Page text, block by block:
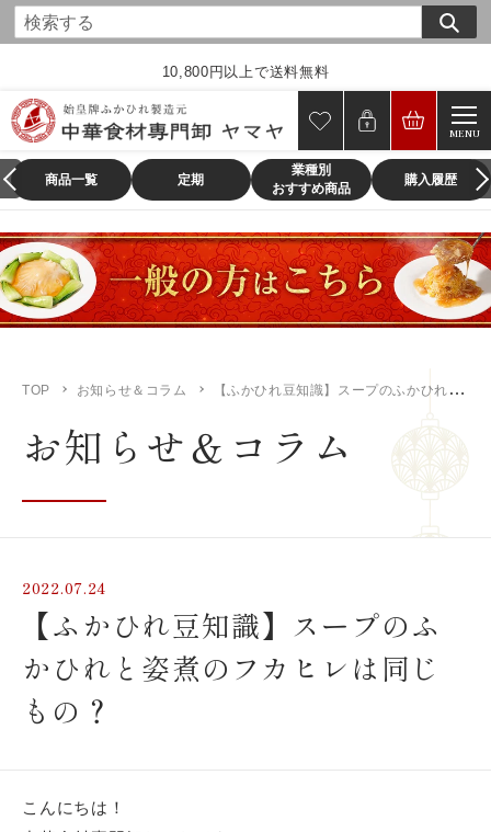
コ
ン
ツ
ス
キ
ッ
プ
す
る
10,800円以上で送料無料
MENU
商品一覧 定期
業種別
おすすめ商品
購入履歴
TOP お知らせ＆コラム 【ふかひれ豆知識】スープのふかひれと姿煮のフカヒレは同じもの？
お知らせ＆コラム
2022.07.24
【ふかひれ豆知識】スープのふ
かひれと姿煮のフカヒレは同じ
もの？
こんにちは！